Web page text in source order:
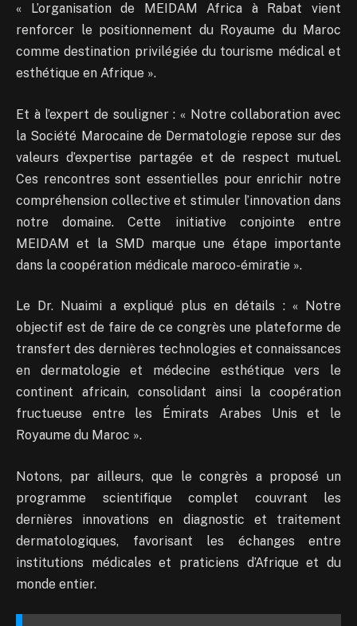
« L’organisation de MEIDAM Africa à Rabat vient
renforcer le positionnement du Royaume du Maroc
comme destination privilégiée du tourisme médical et
esthétique en Afrique ».
Et à l’expert de souligner : « Notre collaboration avec
la Société Marocaine de Dermatologie repose sur des
valeurs d’expertise partagée et de respect mutuel.
Ces rencontres sont essentielles pour enrichir notre
compréhension collective et stimuler l’innovation dans
notre domaine. Cette initiative conjointe entre
MEIDAM et la SMD marque une étape importante
dans la coopération médicale maroco-émiratie ».
Le Dr. Nuaimi a expliqué plus en détails : « Notre
objectif est de faire de ce congrès une plateforme de
transfert des dernières technologies et connaissances
en dermatologie et médecine esthétique vers le
continent africain, consolidant ainsi la coopération
fructueuse entre les Émirats Arabes Unis et le
Royaume du Maroc ».
Notons, par ailleurs, que le congrès a proposé un
programme scientifique complet couvrant les
dernières innovations en diagnostic et traitement
dermatologiques, favorisant les échanges entre
institutions médicales et praticiens d’Afrique et du
monde entier.